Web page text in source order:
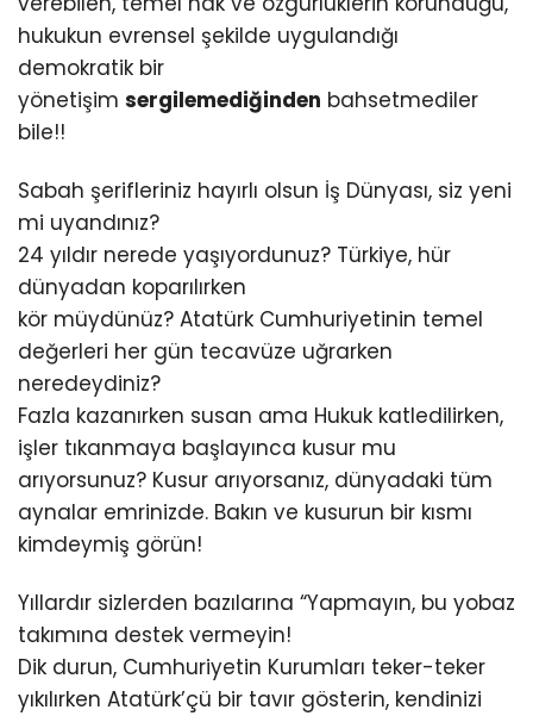
hukukun evrensel şekilde uygulandığı
demokratik bir
yönetişim sergilemediğinden bahsetmediler
bile!!
Sabah şerifleriniz hayırlı olsun İş Dünyası, siz yeni
mi uyandınız?
24 yıldır nerede yaşıyordunuz? Türkiye, hür
dünyadan koparılırken
kör müydünüz? Atatürk Cumhuriyetinin temel
değerleri her gün tecavüze uğrarken
neredeydiniz?
Fazla kazanırken susan ama Hukuk katledilirken,
işler tıkanmaya başlayınca kusur mu
arıyorsunuz? Kusur arıyorsanız, dünyadaki tüm
aynalar emrinizde. Bakın ve kusurun bir kısmı
kimdeymiş görün!
Yıllardır sizlerden bazılarına “Yapmayın, bu yobaz
takımına destek vermeyin!
Dik durun, Cumhuriyetin Kurumları teker-teker
yıkılırken Atatürk’çü bir tavır gösterin, kendinizi